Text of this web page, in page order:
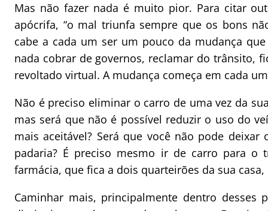
Mas não fazer nada é muito pior. Para citar
apócrifa, “o mal triunfa sempre que os bons
cabe a cada um ser um pouco da mudança
nada cobrar de governos, reclamar do trânsito,
revoltado virtual. A mudança começa em cada
Não é preciso eliminar o carro de uma vez da
mas será que não é possível reduzir o uso do
mais aceitável? Será que você não pode
padaria? É preciso mesmo ir de carro para o
farmácia, que fica a dois quarteirões da sua
Caminhar mais, principalmente dentro desses